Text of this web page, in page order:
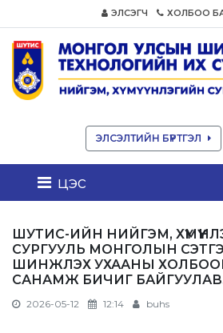
ЭЛСЭГЧ ХОЛБОО
ЭЛСЭЛТИЙН БҮРТГЭЛ
цэс
ШУТИС-ИЙН НИЙГЭМ,
СУРГУУЛЬ МОНГОЛЫН
ШИНЖЛЭХ УХААНЫ
САНАМЖ БИЧИГ
2026-05-12 12:14 buhs